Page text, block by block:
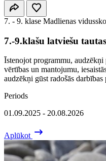
7. - 9. klase Madlienas
7.-9.klašu latviešu
Īstenojot programmu,
vērtības un mantojumu,
audzēkņi gūst radošās
Periods
01.09.2025 - 20.08.2026
Aplūkot